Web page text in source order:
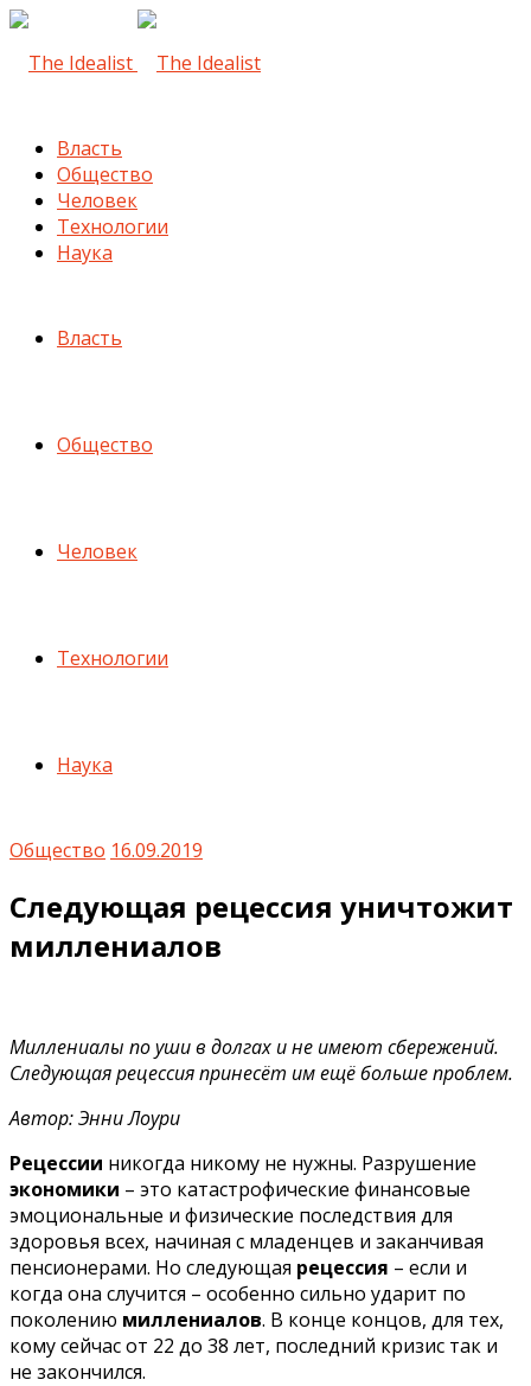
Власть
Общество
Человек
Технологии
Наука
Власть
Общество
Человек
Технологии
Наука
Общество 16.09.2019
Следующая рецессия уничтожит
миллениалов
Миллениалы по уши в долгах и не имеют сбережений.
Следующая рецессия принесёт им ещё больше проблем.
Автор: Энни Лоури
Рецессии никогда никому не нужны. Разрушение
экономики – это катастрофические финансовые
эмоциональные и физические последствия для
здоровья всех, начиная с младенцев и заканчивая
пенсионерами. Но следующая рецессия – если и
когда она случится – особенно сильно ударит по
поколению миллениалов. В конце концов, для тех,
кому сейчас от 22 до 38 лет, последний кризис так и
не закончился.